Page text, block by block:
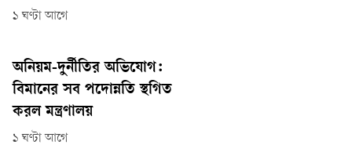
১ ঘণ্টা আগে
অনিয়ম-দুর্নীতির অভিযোগ:
বিমানের সব পদোন্নতি স্থগিত
করল মন্ত্রণালয়
১ ঘণ্টা আগে